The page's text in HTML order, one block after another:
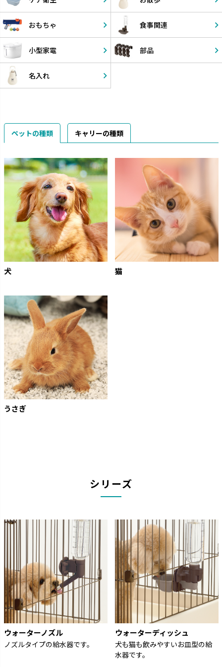
おもちゃ 食事関連
小型家電 部品
名入れ
ペットの種類 キャリーの種類
犬 猫
うさぎ
シリーズ
ウォーターノズル
ノズルタイプの給水器です。
ウォーターディッシュ
犬も猫も飲みやすいお皿型の給
水器です。